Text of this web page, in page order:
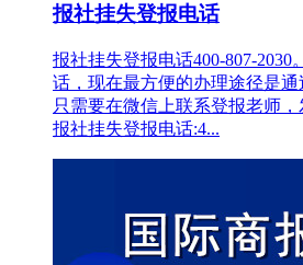
报社挂失登报电话
报社挂失登报电话400-807-2030
话，现在最方便的办理途径是
只需要在微信上联系登报老师，
报社挂失登报电话:4...